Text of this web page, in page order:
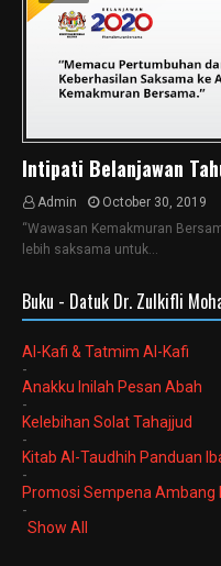
Intipati Belanjawan
Admin
October 30, 2019
“Wawasan Kemakmuran
lebih saksama untuk…
Buku - Datuk Dr. Zulkifli
Al-Kafi & Tatmim Al-Kafi
-
Anakku Inilah Pesan Abah
-
Kelebihan Solat Tahajjud
-
Kitab Al-Taudhih Panduan
-
Promosi Sempena Ambang
-
Show All